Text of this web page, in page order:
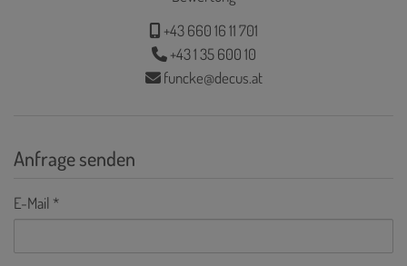
+43 660 16 11 701
+43 1 35 600 10
funcke@decus.at
Anfrage senden
E-Mail